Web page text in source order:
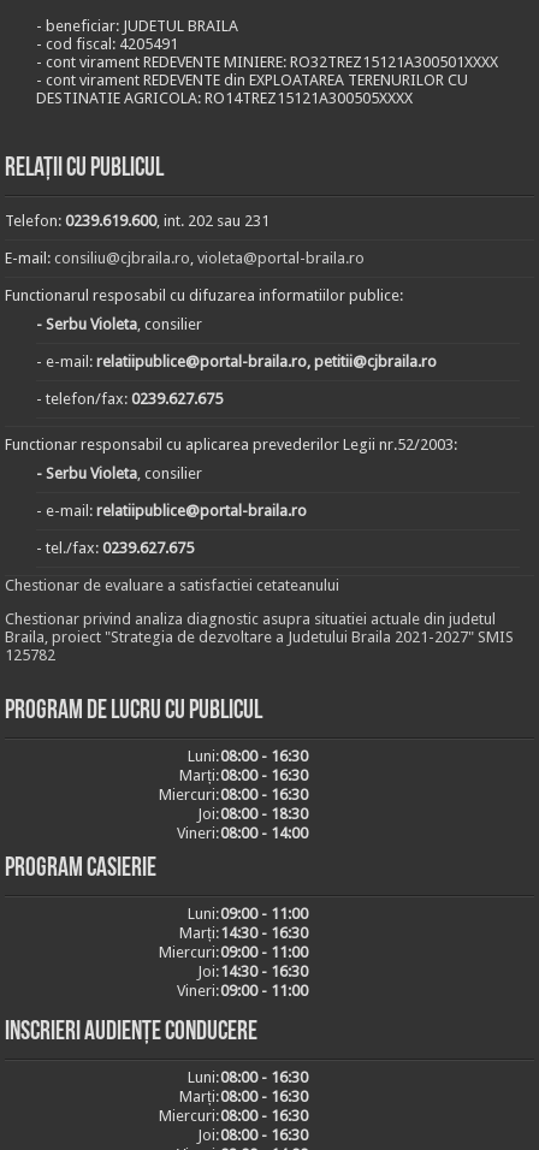
- beneficiar: JUDETUL BRAILA
- cod fiscal: 4205491
- cont virament REDEVENTE MINIERE: RO32TREZ15121A300501XXXX
- cont virament REDEVENTE din EXPLOATAREA TERENURILOR CU
DESTINATIE AGRICOLA: RO14TREZ15121A300505XXXX
Relații cu publicul
Telefon:0239.619.600, int. 202 sau 231
E-mail:consiliu@cjbraila.ro ,violeta@portal-braila.ro
Functionarul resposabil cu difuzarea informatiilor publice:
- Serbu Violeta , consilier
- e-mail:relatiipublice@portal-braila.ro, petitii@cjbraila.ro
- telefon/fax:0239.627.675
Functionar responsabil cu aplicarea prevederilor Legii nr.52/2003:
- Serbu Violeta , consilier
- e-mail:relatiipublice@portal-braila.ro
- tel./fax:0239.627.675
Chestionar de evaluare a satisfactiei cetateanului
Chestionar privind analiza diagnostic asupra situatiei actuale din judetul
Braila, proiect "Strategia de dezvoltare a Judetului Braila 2021-2027" SMIS
125782
Program de lucru cu publicul
Luni:08:00 - 16:30
Marți:08:00 - 16:30
Miercuri:08:00 - 16:30
Joi:08:00 - 18:30
Vineri:08:00 - 14:00
Program casierie
Luni:09:00 - 11:00
Marți:14:30 - 16:30
Miercuri:09:00 - 11:00
Joi:14:30 - 16:30
Vineri:09:00 - 11:00
Inscrieri audiențe conducere
Luni:08:00 - 16:30
Marți:08:00 - 16:30
Miercuri:08:00 - 16:30
Joi:08:00 - 16:30